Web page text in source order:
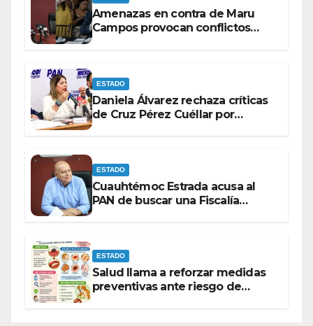
Amenazas en contra de Maru
Campos provocan conflictos
ESTADO
Daniela Álvarez rechaza críticas
de Cruz Pérez Cuéllar por
ESTADO
Cuauhtémoc Estrada acusa al
PAN de buscar una Fiscalía
ESTADO
Salud llama a reforzar medidas
preventivas ante riesgo de